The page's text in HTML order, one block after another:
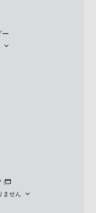
ー
せん